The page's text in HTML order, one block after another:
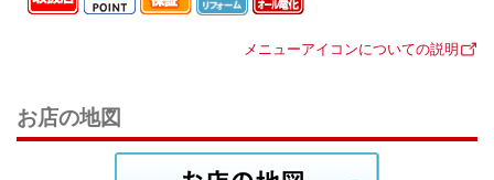
メニューアイコンについての説明
お店の地図